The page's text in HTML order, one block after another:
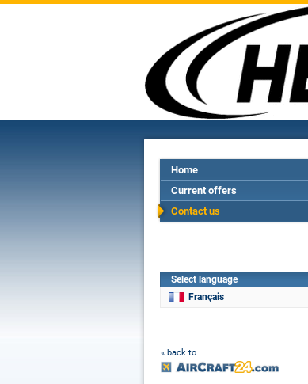
Home
Current offers
Contact us
Select language
Français
« back to